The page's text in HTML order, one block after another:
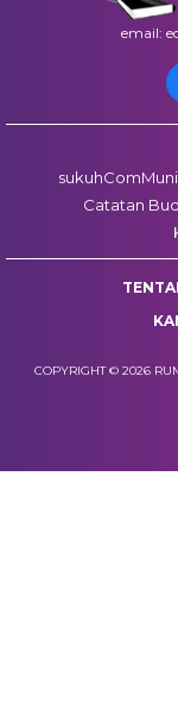
email:
Catatan
COPYRIGHT © 2026